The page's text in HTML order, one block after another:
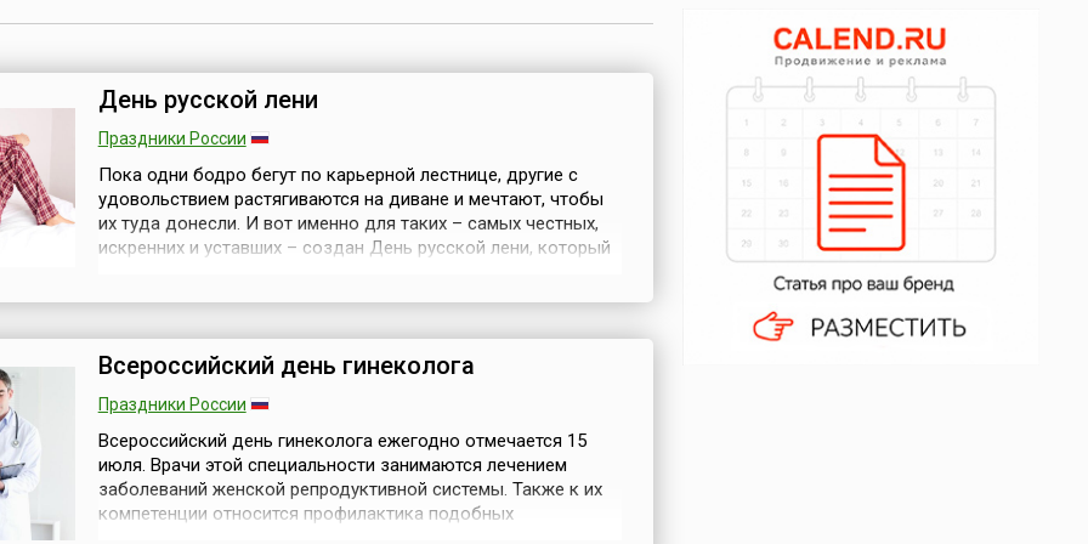
День русской лени
Праздники России
Пока одни бодро бегут по карьерной лестнице, другие с
удовольствием растягиваются на диване и мечтают, чтобы
их туда донесли. И вот именно для таких – самых честных,
искренних и уставших – создан День русской лени, который
толком, с расстановко...
Всероссийский день гинеколога
Праздники России
Всероссийский день гинеколога ежегодно отмечается 15
июля. Врачи этой специальности занимаются лечением
заболеваний женской репродуктивной системы. Также к их
компетенции относится профилактика подобных